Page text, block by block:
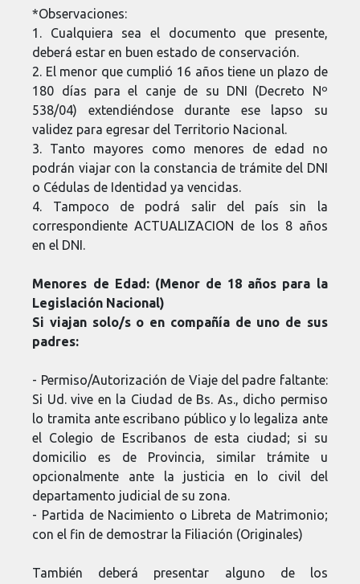
*Observaciones:
1. Cualquiera sea el documento que presente,
deberá estar en buen estado de conservación.
2. El menor que cumplió 16 años tiene un plazo de
180 días para el canje de su DNI (Decreto Nº
538/04) extendiéndose durante ese lapso su
validez para egresar del Territorio Nacional.
3. Tanto mayores como menores de edad no
podrán viajar con la constancia de trámite del DNI
o Cédulas de Identidad ya vencidas.
4. Tampoco de podrá salir del país sin la
correspondiente ACTUALIZACION de los 8 años
en el DNI.
Menores de Edad: (Menor de 18 años para la
Legislación Nacional)
Si viajan solo/s o en compañía de uno de sus
padres:
- Permiso/Autorización de Viaje del padre faltante:
Si Ud. vive en la Ciudad de Bs. As., dicho permiso
lo tramita ante escribano público y lo legaliza ante
el Colegio de Escribanos de esta ciudad; si su
domicilio es de Provincia, similar trámite u
opcionalmente ante la justicia en lo civil del
departamento judicial de su zona.
- Partida de Nacimiento o Libreta de Matrimonio;
con el fin de demostrar la Filiación (Originales)
También deberá presentar alguno de los